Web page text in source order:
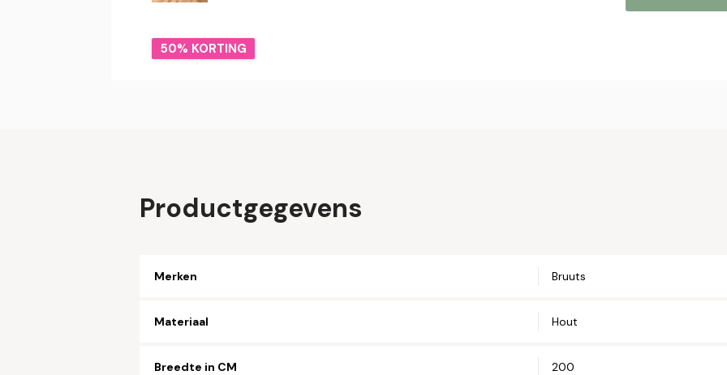
50% KORTING
Productgegevens
Merken Bruuts
Materiaal Hout
Breedte in CM 200